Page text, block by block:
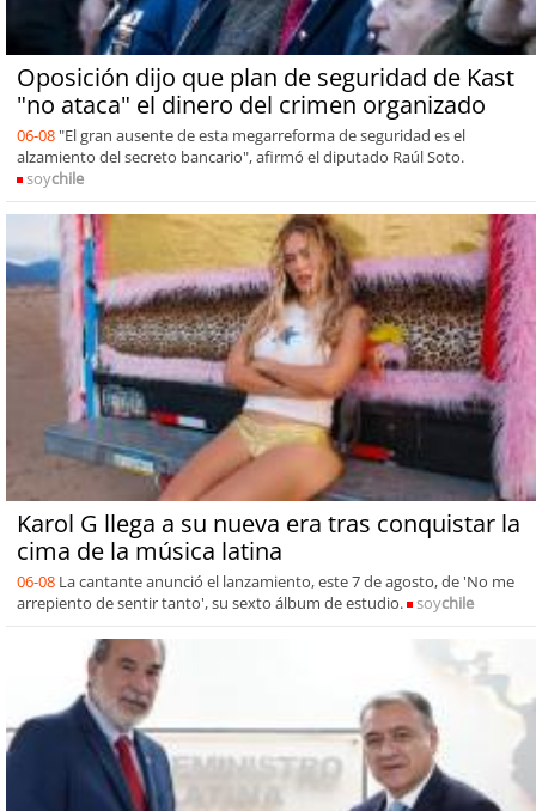
Oposición dijo que plan de seguridad de Kast
"no ataca" el dinero del crimen organizado
06-08 "El gran ausente de esta megarreforma de seguridad es el
alzamiento del secreto bancario", afirmó el diputado Raúl Soto.
soychile
Karol G llega a su nueva era tras conquistar la
cima de la música latina
06-08 La cantante anunció el lanzamiento, este 7 de agosto, de 'No me
arrepiento de sentir tanto', su sexto álbum de estudio.
soychile